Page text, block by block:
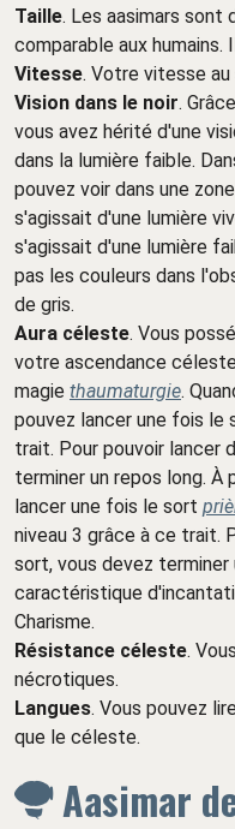
Taille. Les aasimars sont
comparable aux
Vitesse. Votre vitesse
Vision dans le noir.
vous avez hérité d'une
dans la lumière faible.
pouvez voir dans une
s'agissait d'une lumière
s'agissait d'une lumière
pas les couleurs dans
de gris.
Aura céleste. Vous
votre ascendance
magie thaumaturgie.
pouvez lancer une fois le
trait. Pour pouvoir lancer
terminer un repos long. À
lancer une fois le sort
niveau 3 grâce à ce trait.
sort, vous devez terminer
caractéristique
Charisme.
Résistance céleste.
nécrotiques.
Langues. Vous pouvez
que le céleste.
Aasimar